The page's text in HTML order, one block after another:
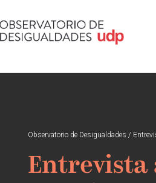
Observatorio de Desigualdades /
Entrevista